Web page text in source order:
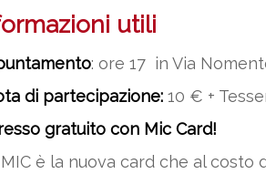
utili
: ore 17 in Via
di partecipazione: 10 € +
gratuito con Mic Card!
è la nuova card che al costo